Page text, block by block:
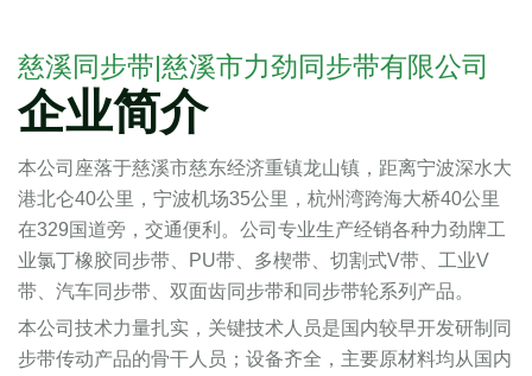
慈溪同步带|慈溪市力劲同步带有限公司
企业简介
本公司座落于慈溪市慈东经济重镇龙山镇，距离宁波深水大
港北仑40公里，宁波机场35公里，杭州湾跨海大桥40公里
在329国道旁，交通便利。公司专业生产经销各种力劲牌工
业氯丁橡胶同步带、PU带、多楔带、切割式V带、工业V
带、汽车同步带、双面齿同步带和同步带轮系列产品。
本公司技术力量扎实，关键技术人员是国内较早开发研制同
步带传动产品的骨干人员；设备齐全，主要原材料均从国内